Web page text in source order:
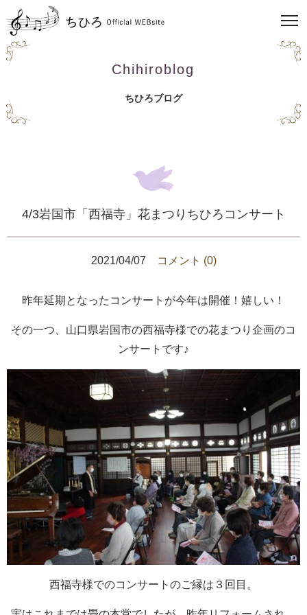
Chihiroblog
ちひろブログ
4/3岩国市「西福寺」花まつりちひろコンサート
2021/04/07 コメント (0)
昨年延期となったコンサートが今年は開催！嬉しい！
その一つ、山口県岩国市の西福寺様での花まつり企画のコ
ンサートです♪
西福寺様でのコンサートのご縁は３回目。